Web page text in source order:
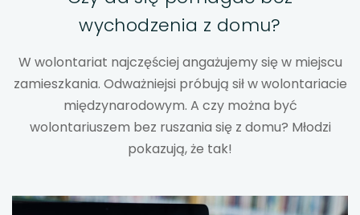
uwaga, link otwiera się w nowej karcie
uwaga, link otwiera się w nowej karcie
uwaga, link otwiera się w nowej karcie
uwaga, link otwiera się w nowej karcie
wychodzenia z domu?
W wolontariat najczęściej angażujemy się w miejscu
zamieszkania. Odważniejsi próbują sił w wolontariacie
międzynarodowym. A czy można być
wolontariuszem bez ruszania się z domu? Młodzi
pokazują, że tak!